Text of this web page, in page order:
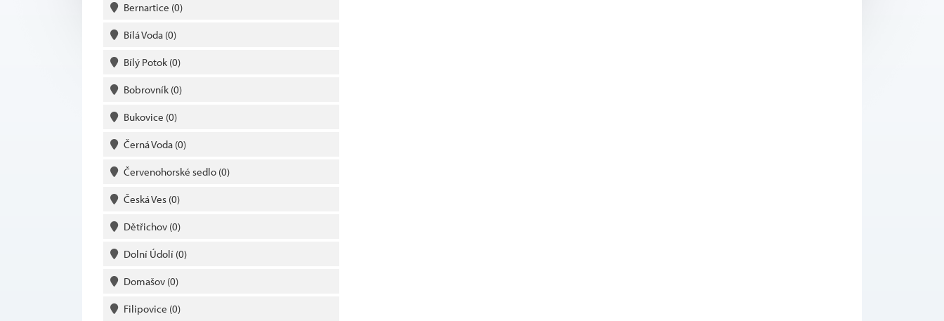
Bernartice (0)
Bílá Voda (0)
Bílý Potok (0)
Bobrovník (0)
Bukovice (0)
Černá Voda (0)
Červenohorské sedlo (0)
Česká Ves (0)
Dětřichov (0)
Dolní Údolí (0)
Domašov (0)
Filipovice (0)